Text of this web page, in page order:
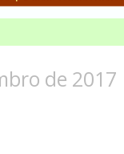
de 2017